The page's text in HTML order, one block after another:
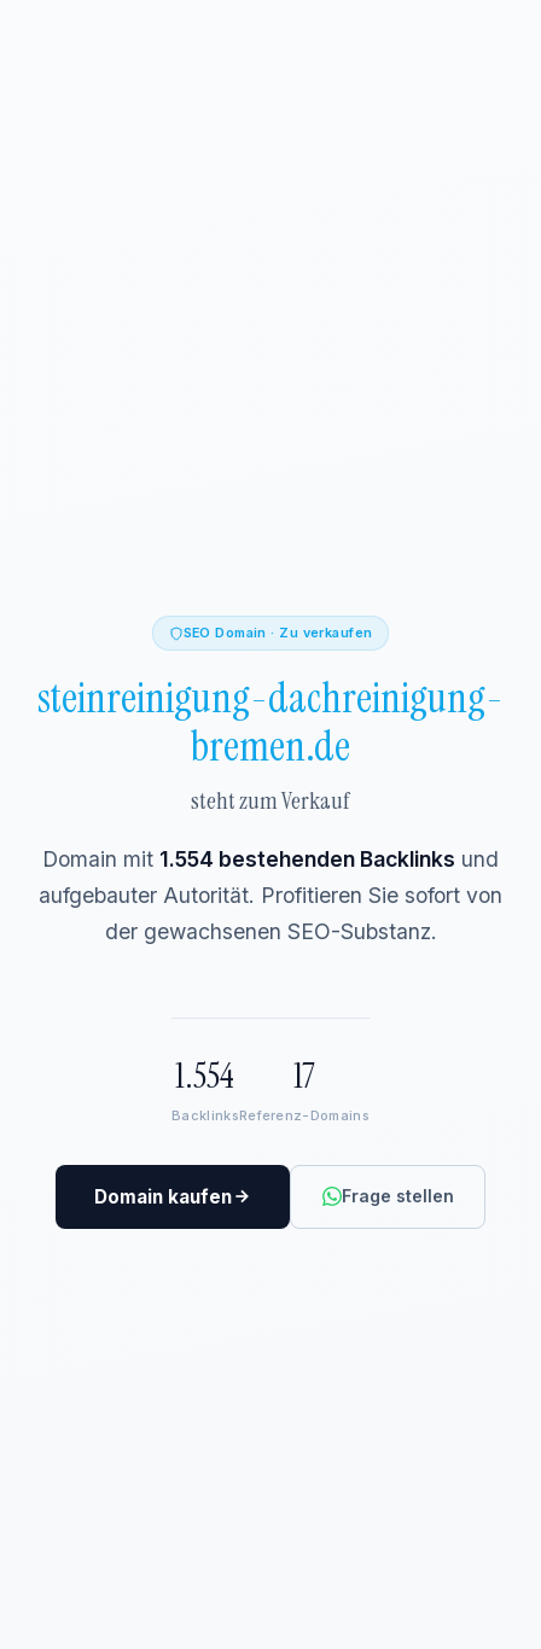
SEO Domain · Zu verkaufen
steinreinigung-dachreinigung-
bremen.de
steht zum Verkauf
Domain mit 1.554 bestehenden Backlinks und
aufgebauter Autorität. Profitieren Sie sofort von
der gewachsenen SEO-Substanz.
1.554
Backlinks
17
Referenz-Domains
Domain kaufen Frage stellen